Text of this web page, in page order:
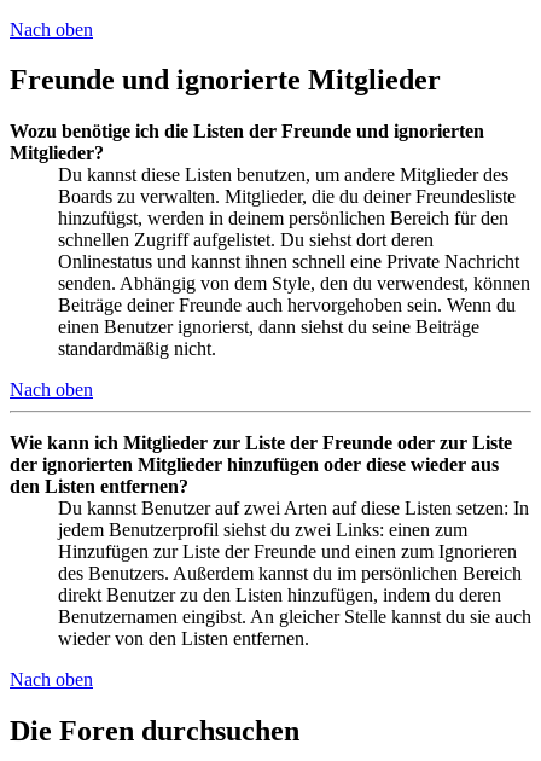
Nach oben
Freunde und ignorierte Mitglieder
Wozu benötige ich die Listen der Freunde und ignorierten
Mitglieder?
Du kannst diese Listen benutzen, um andere Mitglieder des
Boards zu verwalten. Mitglieder, die du deiner Freundesliste
hinzufügst, werden in deinem persönlichen Bereich für den
schnellen Zugriff aufgelistet. Du siehst dort deren
Onlinestatus und kannst ihnen schnell eine Private Nachricht
senden. Abhängig von dem Style, den du verwendest, können
Beiträge deiner Freunde auch hervorgehoben sein. Wenn du
einen Benutzer ignorierst, dann siehst du seine Beiträge
standardmäßig nicht.
Nach oben
Wie kann ich Mitglieder zur Liste der Freunde oder zur Liste
der ignorierten Mitglieder hinzufügen oder diese wieder aus
den Listen entfernen?
Du kannst Benutzer auf zwei Arten auf diese Listen setzen: In
jedem Benutzerprofil siehst du zwei Links: einen zum
Hinzufügen zur Liste der Freunde und einen zum Ignorieren
des Benutzers. Außerdem kannst du im persönlichen Bereich
direkt Benutzer zu den Listen hinzufügen, indem du deren
Benutzernamen eingibst. An gleicher Stelle kannst du sie auch
wieder von den Listen entfernen.
Nach oben
Die Foren durchsuchen